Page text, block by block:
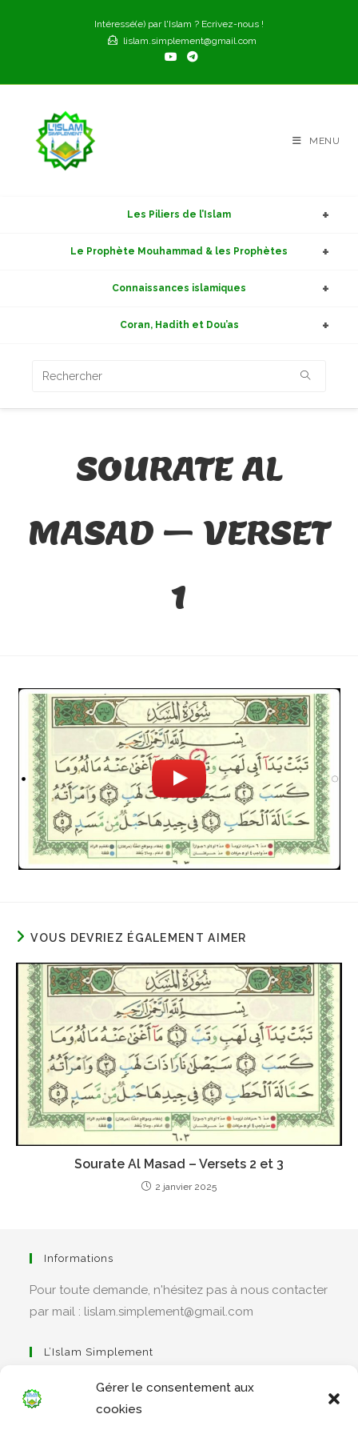
Gérer le consentement aux
cookies
Intéressé(e) par l'Islam ? Ecrivez-nous !
lislam.simplement@gmail.com
MENU
Les Piliers de l’Islam
Le Prophète Mouhammad & les Prophètes
Connaissances islamiques
Coran, Hadith et Dou’as
SOURATE AL
MASAD – VERSET
1
VOUS DEVRIEZ ÉGALEMENT AIMER
Sourate Al Masad – Versets 2 et 3
2 janvier 2025
Informations
Pour toute demande, n'hésitez pas à nous contacter
par mail : lislam.simplement@gmail.com
L’Islam Simplement